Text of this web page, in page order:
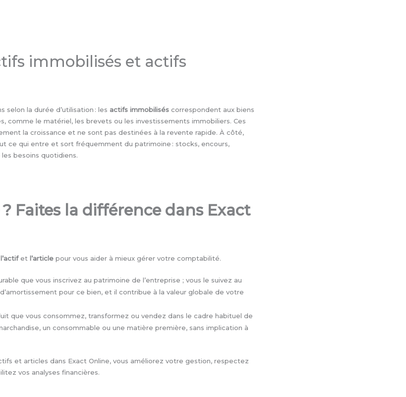
immobilisés et actifs
selon la durée d’utilisation : les actifs immobilisés correspondent aux biens
comme le matériel, les brevets ou les investissements immobiliers. Ces
la croissance et ne sont pas destinées à la revente rapide. À côté,
ce qui entre et sort fréquemment du patrimoine : stocks, encours,
besoins quotidiens.
Faites la différence dans Exact
l’actifet l’article pour vous aider à mieux gérer votre comptabilité.
que vous inscrivez au patrimoine de l’entreprise ; vous le suivez au
pour ce bien, et il contribue à la valeur globale de votre
que vous consommez, transformez ou vendez dans le cadre habituel de
un consommable ou une matière première, sans implication à
et articles dans Exact Online, vous améliorez votre gestion, respectez
vos analyses financières.